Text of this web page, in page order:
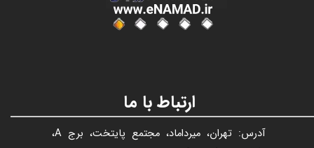
آدرس: تهران، میرداماد، مجتمع پایتخت، برج A،
ارتباط با ما